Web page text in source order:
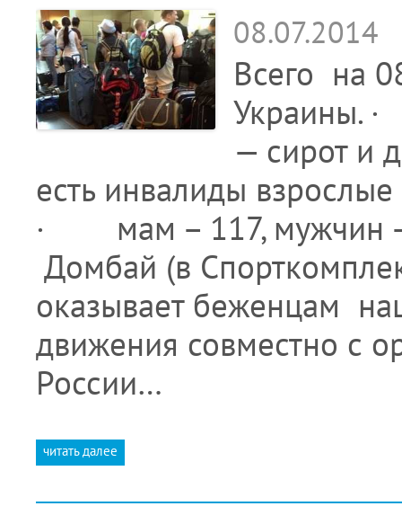
08.07.2014
Всего на
Украины.
— сирот и
есть инвалиды
· мам – 117, мужчин
Домбай (в
оказывает беженцам
движения совместно с
России…
читать далее